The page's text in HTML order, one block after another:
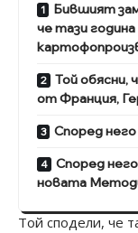
Бившият
че тази
Той обясни,
от Франция,
Според
Според
новата
Той сподели, че